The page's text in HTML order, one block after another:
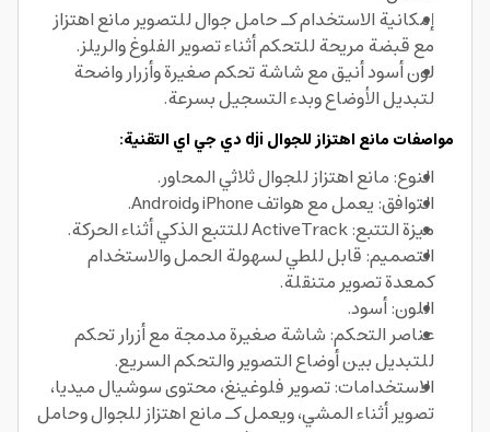
إمكانية الاستخدام كـ حامل جوال للتصوير مانع اهتزاز
مع قبضة مريحة للتحكم أثناء تصوير الفلوغ والريلز.
لون أسود أنيق مع شاشة تحكم صغيرة وأزرار واضحة
لتبديل الأوضاع وبدء التسجيل بسرعة.
مواصفات مانع اهتزاز للجوال dji دي جي اي التقنية:
النوع: مانع اهتزاز للجوال ثلاثي المحاور.
التوافق: يعمل مع هواتف iPhone وAndroid.
ميزة التتبع: ActiveTrack للتتبع الذكي أثناء الحركة.
التصميم: قابل للطي لسهولة الحمل والاستخدام
كمعدة تصوير متنقلة.
اللون: أسود.
عناصر التحكم: شاشة صغيرة مدمجة مع أزرار تحكم
للتبديل بين أوضاع التصوير والتحكم السريع.
الاستخدامات: تصوير فلوغينغ، محتوى سوشيال ميديا،
تصوير أثناء المشي، ويعمل كـ مانع اهتزاز للجوال وحامل